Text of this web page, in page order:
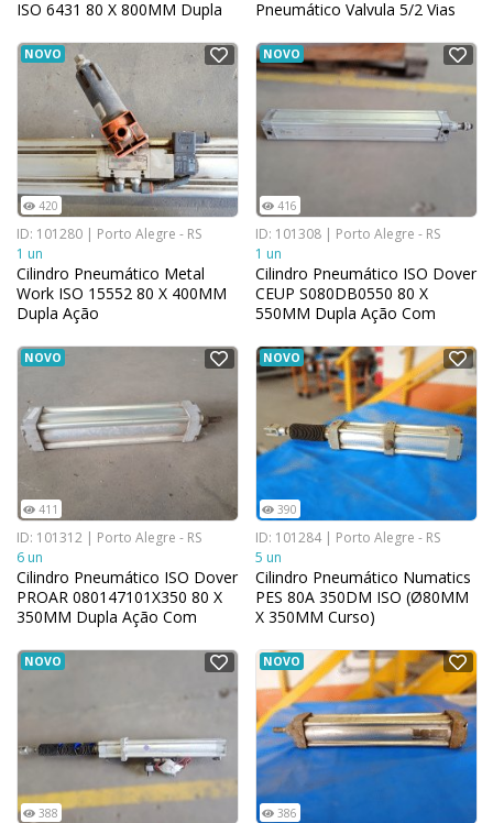
ISO 6431 80 X 800MM Dupla
Pneumático Valvula 5/2 Vias
70964852
NOVO
420
ID: 101280 | Porto Alegre - RS
1 un
Cilindro Pneumático Metal
Work ISO 15552 80 X 400MM
Dupla Ação
NOVO
416
ID: 101308 | Porto Alegre - RS
1 un
Cilindro Pneumático ISO Dover
CEUP S080DB0550 80 X
550MM Dupla Ação Com
NOVO
411
ID: 101312 | Porto Alegre - RS
6 un
Cilindro Pneumático ISO Dover
PROAR 080147101X350 80 X
350MM Dupla Ação Com
NOVO
390
ID: 101284 | Porto Alegre - RS
5 un
Cilindro Pneumático Numatics
PES 80A 350DM ISO (Ø80MM
X 350MM Curso)
NOVO
388
NOVO
386